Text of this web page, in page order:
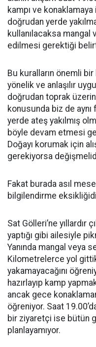
kampı ve
doğrudan yerde
kullanılacaksa
edilmesi gerektiği
Bu kuralların önemli
yönelik ve anlaşılır
doğrudan toprak
konusunda biz de aynı
yerde ateş yakılmış
böyle devam etmesi
Doğayı korumak için
gerekiyorsa
Fakat burada asıl
bilgilendirme
Sat Gölleri’ne yıllardır
yaptığı gibi ailesiyle
Yanında mangal veya
Kilometrelerce yol
yakamayacağını
hazırlayıp kamp
ancak gece
öğreniyor. Saat
bir ziyaretçi ise bütün
planlayamıyor.